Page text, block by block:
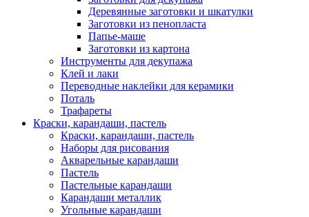
Деревянные заготовки и шкатулки
Заготовки из пенопласта
Папье-маше
Заготовки из картона
Инструменты для декупажа
Клей и лаки
Переводные наклейки для керамики
Поталь
Трафареты
Краски, карандаши, пастель
Краски, карандаши, пастель
Наборы для рисования
Акварельные карандаши
Пастель
Пастельные карандаши
Карандаши металлик
Угольные карандаши